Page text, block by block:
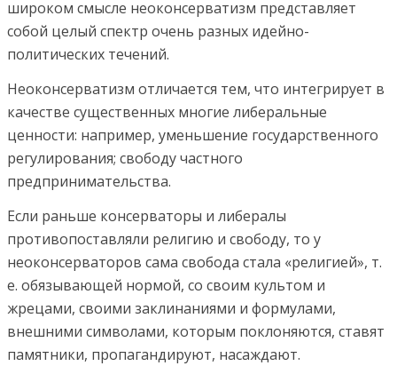
широком смысле неоконсерватизм представляет
собой целый спектр очень разных идейно-
политических течений.
Неоконсерватизм отличается тем, что интегрирует в
качестве существенных многие либеральные
ценности: например, уменьшение государственного
регулирования; свободу частного
предпринимательства.
Если раньше консерваторы и либералы
противопоставляли религию и свободу, то у
неоконсерваторов сама свобода стала «религией», т.
е. обязывающей нормой, со своим культом и
жрецами, своими заклинаниями и формулами,
внешними символами, которым поклоняются, ставят
памятники, пропагандируют, насаждают.